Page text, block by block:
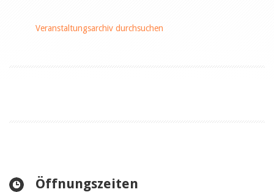
Veranstaltungsarchiv durchsuchen
Öffnungszeiten